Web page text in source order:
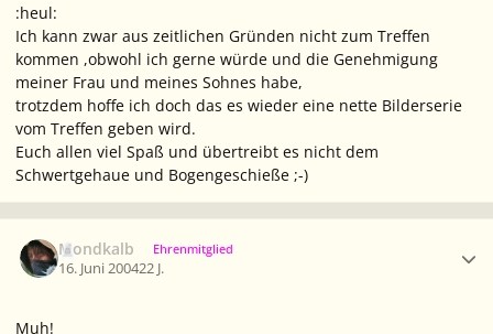
:heul:
Ich kann zwar aus zeitlichen Gründen nicht zum Treffen
kommen ,obwohl ich gerne würde und die Genehmigung
meiner Frau und meines Sohnes habe,
trotzdem hoffe ich doch das es wieder eine nette Bilderserie
vom Treffen geben wird.
Euch allen viel Spaß und übertreibt es nicht dem
Schwertgehaue und Bogengeschieße ;-)
Mondkalb Ehrenmitglied
16. Juni 200422 J.
Muh!